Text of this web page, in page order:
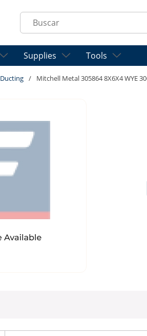
Site Search
Supplies Tools
Ducting / Mitchell Metal 305864 8X6X4 WYE